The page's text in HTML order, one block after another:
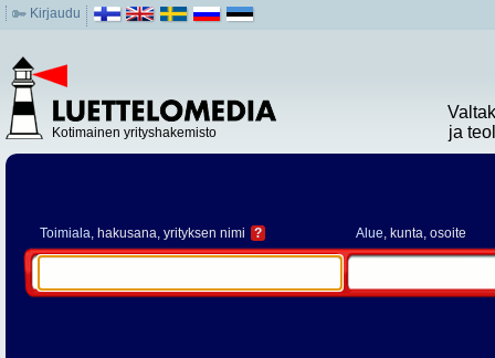
Kirjaudu
Kotimainen yrityshakemisto
ja
Toimiala, hakusana, yrityksen nimi ? Alue, kunta, osoite